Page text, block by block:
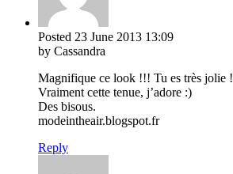
Posted 23 June 2013 13:09
by Cassandra
Magnifique ce look !!! Tu es très jolie !
Vraiment cette tenue, j’adore :)
Des bisous.
modeintheair.blogspot.fr
Reply